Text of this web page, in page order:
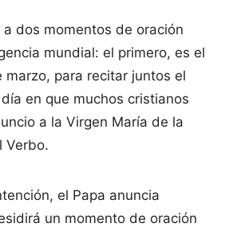
a dos momentos de oración
mundial: el primero, es el
marzo, para recitar juntos el
en que muchos cristianos
a la Virgen María de la
Verbo.
el Papa anuncia
un momento de oración